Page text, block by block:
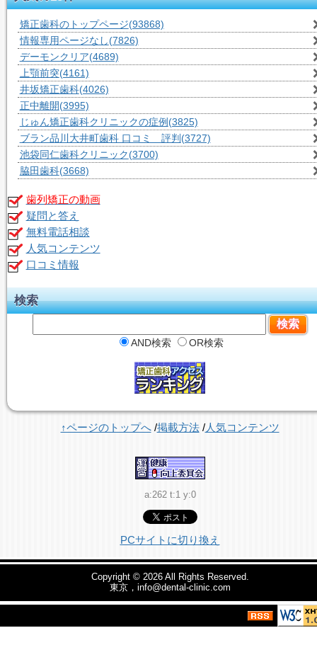
矯正歯科のトップページ(93868)
情報専用ページなし(7826)
デーモンクリア(4689)
上顎前突(4161)
井坂矯正歯科(4026)
正中離開(3995)
じゅん矯正歯科クリニックの症例 (3825)
ブラン品川大井町歯科 口コミ 評判 (3727)
池袋同仁歯科クリニック(3700)
脇田歯科(3668)
歯列矯正の動画
疑問と答え
無料電話相談
人気コンテンツ
口コミ情報
検索
AND検索 OR検索
↑ページのトップへ/掲載方法/人気コンテンツ
a:262 t:1 y:0
PCサイトに切り換え
Copyright © 2026 All Rights Reserved.
東京，info@dental-clinic.com